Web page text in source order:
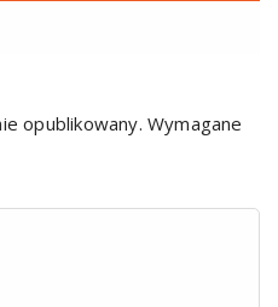
opublikowany. Wymagane